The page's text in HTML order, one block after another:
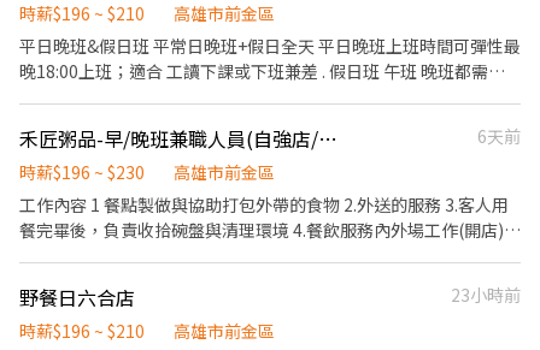
時薪$196 ~ $210
高雄市前金區
平日晚班&假日班 平常日晚班+假日全天 平日晚班上班時間可彈性最
晚18:00上班；適合 工讀下課或下班兼差 . 假日班 午班 晚班都需排
倍等… . 餐飲外場： ．負責為顧客帶位、安排座位、倒水。 ．將菜
單遞給顧客、解決顧客提出之疑問，並給予餐點上的建議。 ．後續
將顧客點餐訊息通知廚房做餐 ．於顧客用餐完畢後，負責收拾碗盤
與清理環境。 ．並負責結帳、收銀等工作。
禾匠粥品-早/晚班兼職人員(自強店/自立店)
6天前
時薪$196 ~ $230
高雄市前金區
工作內容 1 餐點製做與協助打包外帶的食物 2.外送的服務 3.客人用
餐完畢後，負責收拾碗盤與清理環境 4.餐飲服務內外場工作(開店) 5.
其餘福利、薪資面試皆會告知。
野餐日六合店
23小時前
時薪$196 ~ $210
高雄市前金區